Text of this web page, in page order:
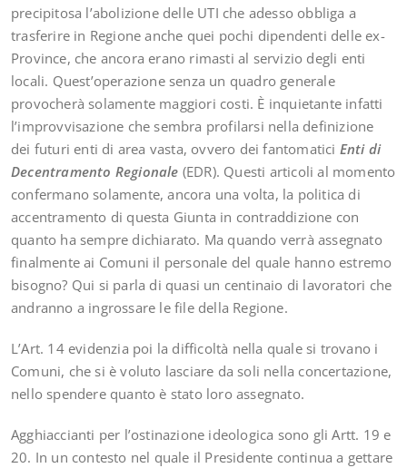
precipitosa l’abolizione delle UTI che adesso obbliga a
trasferire in Regione anche quei pochi dipendenti delle ex-
Province, che ancora erano rimasti al servizio degli enti
locali. Quest’operazione senza un quadro generale
provocherà solamente maggiori costi. È inquietante infatti
l’improvvisazione che sembra profilarsi nella definizione
dei futuri enti di area vasta, ovvero dei fantomatici Enti di
Decentramento Regionale (EDR). Questi articoli al momento
confermano solamente, ancora una volta, la politica di
accentramento di questa Giunta in contraddizione con
quanto ha sempre dichiarato. Ma quando verrà assegnato
finalmente ai Comuni il personale del quale hanno estremo
bisogno? Qui si parla di quasi un centinaio di lavoratori che
andranno a ingrossare le file della Regione.
L’Art. 14 evidenzia poi la difficoltà nella quale si trovano i
Comuni, che si è voluto lasciare da soli nella concertazione,
nello spendere quanto è stato loro assegnato.
Agghiaccianti per l’ostinazione ideologica sono gli Artt. 19 e
20. In un contesto nel quale il Presidente continua a gettare